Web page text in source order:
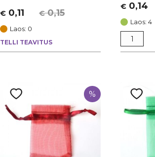
€0,15
Algne
hind
oli:
€ 0,15.
€ 0,11
Current
price
is:
€ 0,11.
Laos: 0
TELLI TEAVITUS
Algne
hind
oli:
€ 0,19.
€ 0,14
Current
price
is:
€ 0,14.
Laos: 4
%